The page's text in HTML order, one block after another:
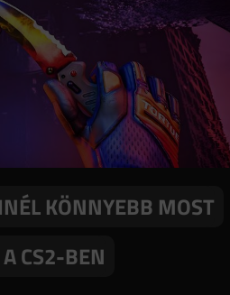
KÖNNYEBB MOST
CS2-BEN